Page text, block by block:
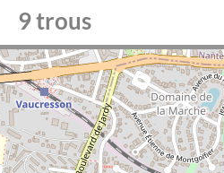
9 trous